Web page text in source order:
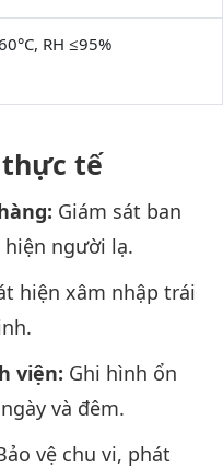
RH ≤95%
tế
Giám sát ban
người lạ.
hiện xâm nhập trái
viện: Ghi hình ổn
và đêm.
vệ chu vi, phát